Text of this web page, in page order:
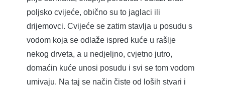
poljsko cvijeće, obično su to jaglaci ili
drijemovci. Cvijeće se zatim stavlja u posudu s
vodom koja se odlaže ispred kuće u rašlje
nekog drveta, a u nedjeljno, cvjetno jutro,
domaćin kuće unosi posudu i svi se tom vodom
umivaju. Na taj se način čiste od loših stvari i